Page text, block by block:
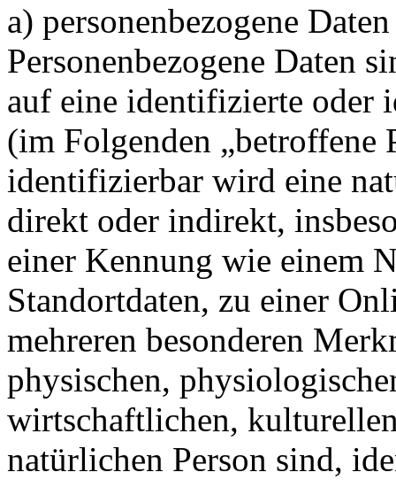
a) personenbezogene Daten
Personenbezogene Daten
auf eine identifizierte oder
(im Folgenden „betroffene
identifizierbar wird eine
direkt oder indirekt,
einer Kennung wie einem
Standortdaten, zu einer
mehreren besonderen
physischen,
wirtschaftlichen,
natürlichen Person sind,